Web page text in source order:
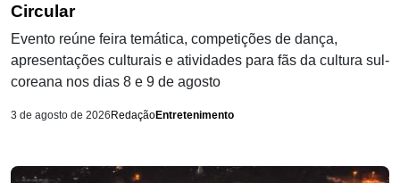
Circular
Evento reúne feira temática, competições de dança,
apresentações culturais e atividades para fãs da cultura sul-
coreana nos dias 8 e 9 de agosto
3 de agosto de 2026 RedaçãoEntretenimento